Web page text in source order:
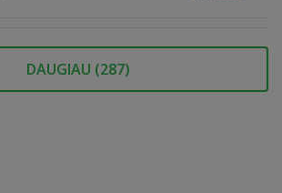
DAUGIAU (287)